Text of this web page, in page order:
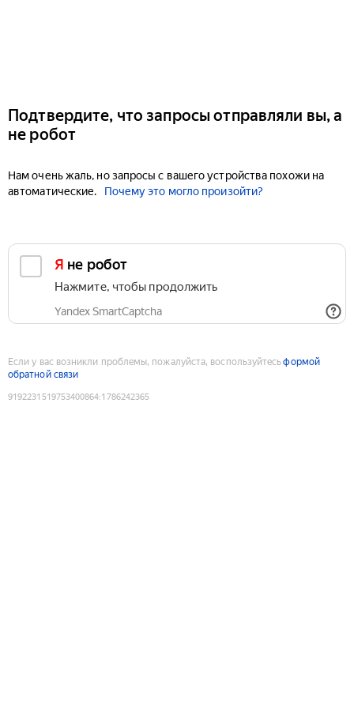
Подтвердите, что запросы отправляли вы, а
не робот
Нам очень жаль, но запросы с вашего устройства похожи на
автоматические.
Почему это могло произойти?
Я не робот
Нажмите, чтобы продолжить
Yandex SmartCaptcha
Если у вас возникли проблемы, пожалуйста, воспользуйтесьформой
обратной связи
9192231519753400864:1786242365